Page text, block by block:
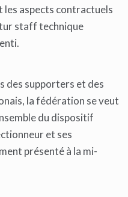
aspects contractuels
staff technique
des supporters et des
la fédération se veut
du dispositif
et ses
présenté à la mi-